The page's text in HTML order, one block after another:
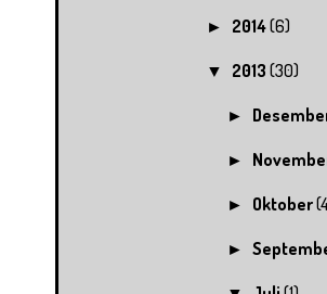
► 2014(6)
▼ 2013 (30)
►
►
► Oktober
►